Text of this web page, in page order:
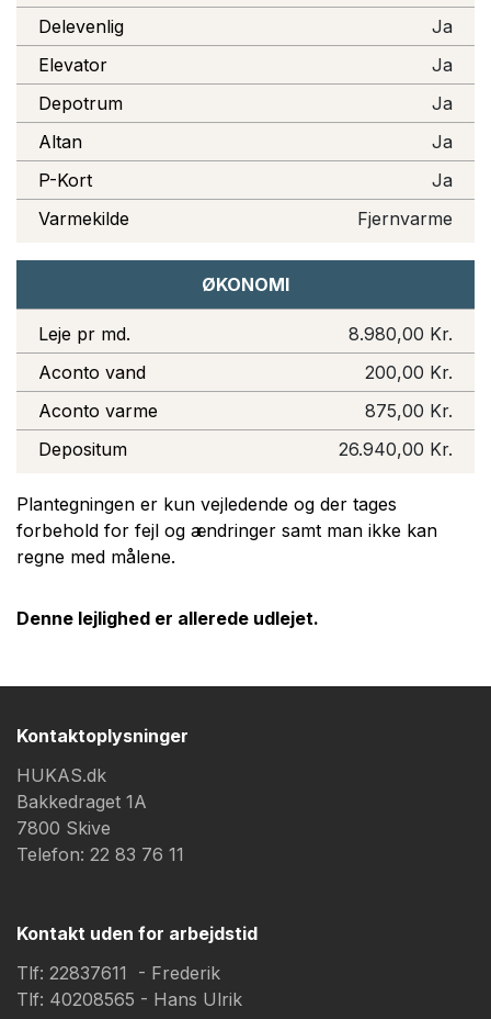
Delevenlig
Ja
Elevator
Ja
Depotrum
Ja
Altan
Ja
P-Kort
Ja
Varmekilde
Fjernvarme
ØKONOMI
Leje pr md.
8.980,00 Kr.
Aconto vand
200,00 Kr.
Aconto varme
875,00 Kr.
Depositum
26.940,00 Kr.
Plantegningen er kun vejledende og der tages
forbehold for fejl og ændringer samt man ikke kan
regne med målene.
Denne lejlighed er allerede udlejet.
Kontaktoplysninger
HUKAS.dk
Bakkedraget 1A
7800 Skive
Telefon: 22 83 76 11
Kontakt uden for arbejdstid
Tlf: 22837611 - Frederik
Tlf: 40208565 - Hans Ulrik